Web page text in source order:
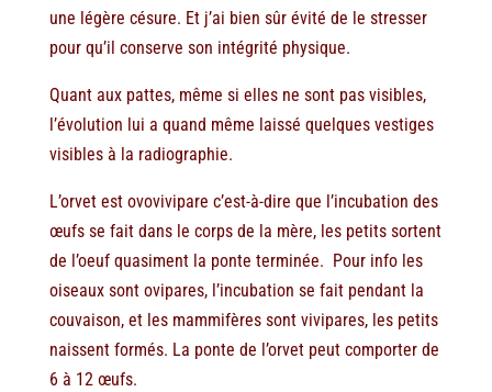
une légère césure. Et j’ai bien sûr évité de le stresser
pour qu’il conserve son intégrité physique.
Quant aux pattes, même si elles ne sont pas visibles,
l’évolution lui a quand même laissé quelques vestiges
visibles à la radiographie.
L’orvet est ovovivipare c’est-à-dire que l’incubation des
œufs se fait dans le corps de la mère, les petits sortent
de l’oeuf quasiment la ponte terminée. Pour info les
oiseaux sont ovipares, l’incubation se fait pendant la
couvaison, et les mammifères sont vivipares, les petits
naissent formés. La ponte de l’orvet peut comporter de
6 à 12 œufs.